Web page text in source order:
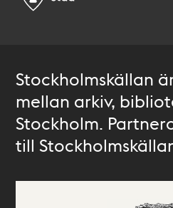
Stockholmskällan
mellan arkiv,
Stockholm.
till